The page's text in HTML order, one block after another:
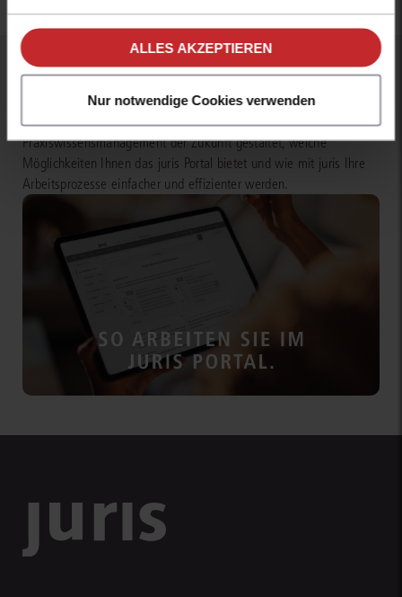
unserenHinweisen zum Datenschutz.
ALLES AKZEPTIEREN
Nur notwendige Cookies verwenden
Sie kennen juris noch nicht?
Erhalten Sie einen Einblick, wie juris das Rechts- und
Praxiswissensmanagement der Zukunft gestaltet, welche
Möglichkeiten Ihnen das juris Portal bietet und wie mit juris Ihre
Arbeitsprozesse einfacher und effizienter werden.